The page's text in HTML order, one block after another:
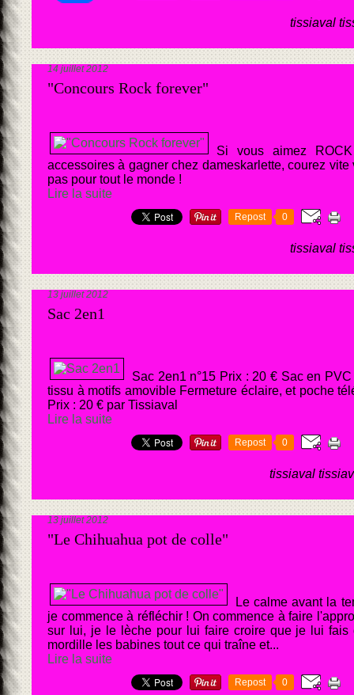
tissiaval
14 juillet 2012
"Concours Rock forever"
Si vous aimez
accessoires à gagner chez dameskarlette, courez
pas pour tout le monde !
Lire la suite
Repost 0
tissiaval
13 juillet 2012
Sac 2en1
Sac 2en1 n°15 Prix : 20 € Sac en
tissu à motifs amovible Fermeture éclaire, et poche
Prix : 20 € par Tissiaval
Lire la suite
Repost 0
tissiaval
13 juillet 2012
"Le Chihuahua pot de colle"
Le calme avant la
je commence à réfléchir ! On commence à faire
sur lui, je le lèche pour lui faire croire que je lui
mordille les babines tout ce qui traîne et...
Lire la suite
Repost 0